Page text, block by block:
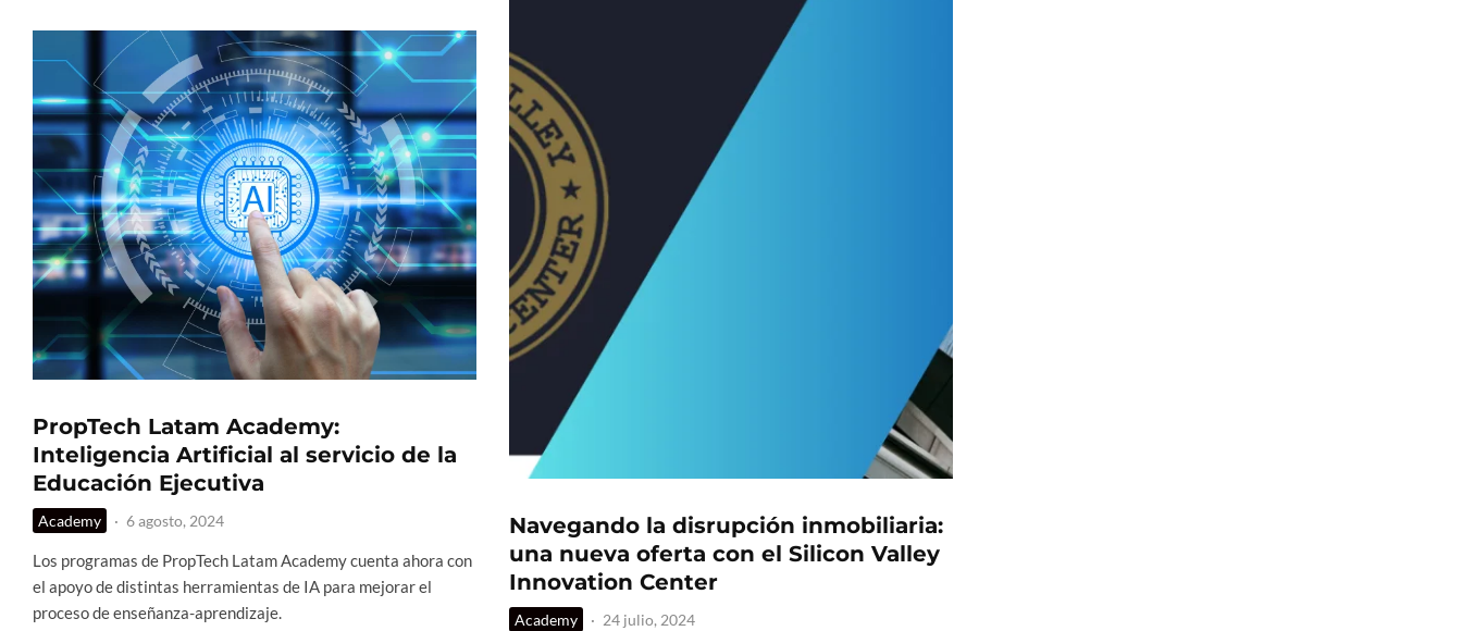
PropTech Latam Academy:
Inteligencia Artificial al servicio de la
Educación Ejecutiva
Academy · 6 agosto, 2024
Los programas de PropTech Latam Academy cuenta ahora con
el apoyo de distintas herramientas de IA para mejorar el
proceso de enseñanza-aprendizaje.
Navegando la disrupción inmobiliaria:
una nueva oferta con el Silicon Valley
Innovation Center
Academy · 24 julio, 2024